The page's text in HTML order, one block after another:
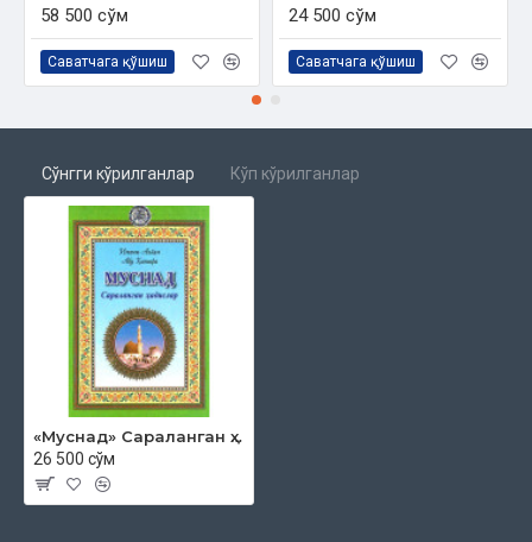
58 500 сўм
Саватчага қўшиш
24 500 сўм
Саватчага қўшиш
Сўнгги кўрилганлар Кўп кўрилганлар
«Муснад» Сараланган ҳадислар
26 500 сўм